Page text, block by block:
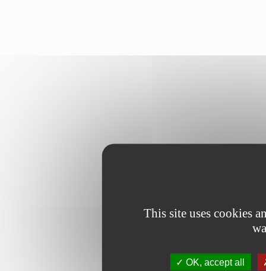
This site uses cookies
OK, accept all